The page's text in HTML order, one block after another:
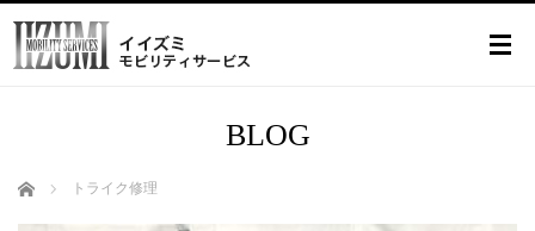
BLOG
ホーム トライク修理